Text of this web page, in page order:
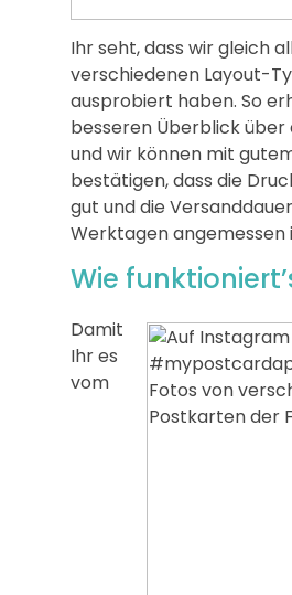
Ihr seht, dass wir gleich
verschiedenen Layout-
ausprobiert haben. So
besseren Überblick über
und wir können mit
bestätigen, dass die
gut und die
Werktagen angemessen
Wie
Damit
Ihr es
vom